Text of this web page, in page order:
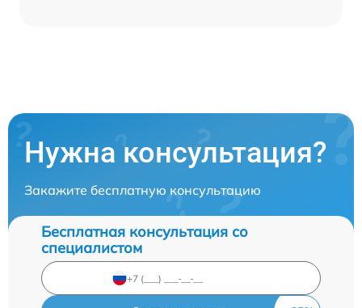
Нужна консультация?
Закажите бесплатную консультацию
Бесплатная консультация со
специалистом